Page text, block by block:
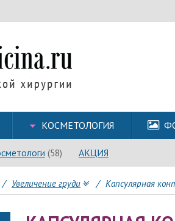
КОСМЕТОЛОГИЯ
(58) АКЦИЯ
/ Увеличение груди / Капсулярная